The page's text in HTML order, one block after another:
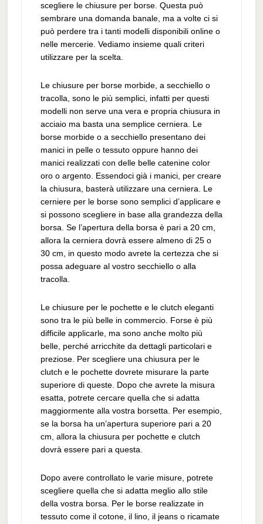
scegliere le chiusure per borse. Questa può
sembrare una domanda banale, ma a volte ci si
può perdere tra i tanti modelli disponibili online o
nelle mercerie. Vediamo insieme quali criteri
utilizzare per la scelta.
Le chiusure per borse morbide, a secchiello o
tracolla, sono le più semplici, infatti per questi
modelli non serve una vera e propria chiusura in
acciaio ma basta una semplice cerniera. Le
borse morbide o a secchiello presentano dei
manici in pelle o tessuto oppure hanno dei
manici realizzati con delle belle catenine color
oro o argento. Essendoci già i manici, per creare
la chiusura, basterà utilizzare una cerniera. Le
cerniere per le borse sono semplici d’applicare e
si possono scegliere in base alla grandezza della
borsa. Se l’apertura della borsa è pari a 20 cm,
allora la cerniera dovrà essere almeno di 25 o
30 cm, in questo modo avrete la certezza che si
possa adeguare al vostro secchiello o alla
tracolla.
Le chiusure per le pochette e le clutch eleganti
sono tra le più belle in commercio. Forse è più
difficile applicarle, ma sono anche molto più
belle, perché arricchite da dettagli particolari e
preziose. Per scegliere una chiusura per le
clutch e le pochette dovrete misurare la parte
superiore di queste. Dopo che avrete la misura
esatta, potrete cercare quella che si adatta
maggiormente alla vostra borsetta. Per esempio,
se la borsa ha un’apertura superiore pari a 20
cm, allora la chiusura per pochette e clutch
dovrà essere pari a questa.
Dopo avere controllato le varie misure, potrete
scegliere quella che si adatta meglio allo stile
della vostra borsa. Per le borse realizzate in
tessuto come il cotone, il lino, il jeans o ricamate